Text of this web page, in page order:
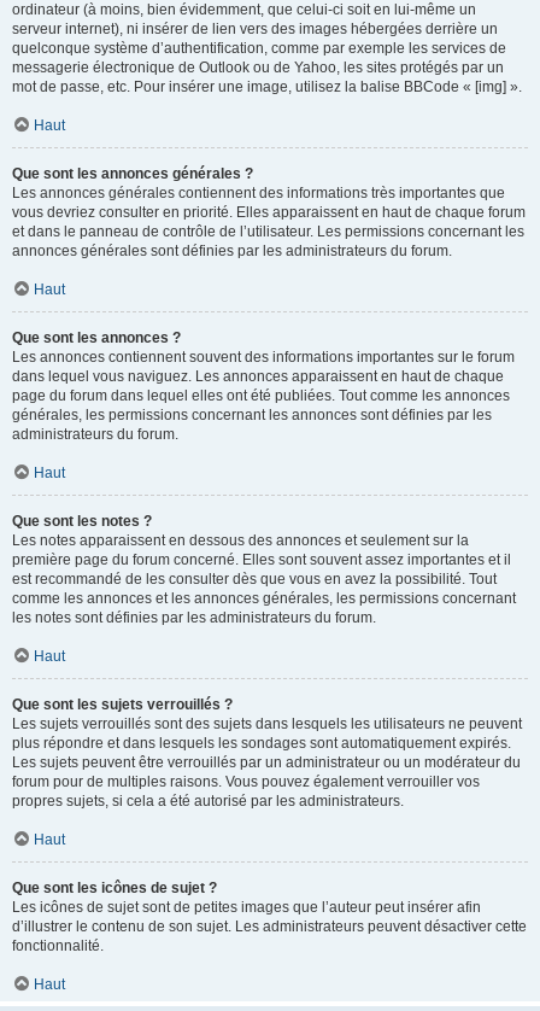
ordinateur (à moins, bien évidemment, que celui-ci soit en lui-même un
serveur internet), ni insérer de lien vers des images hébergées derrière un
quelconque système d’authentification, comme par exemple les services de
messagerie électronique de Outlook ou de Yahoo, les sites protégés par un
mot de passe, etc. Pour insérer une image, utilisez la balise BBCode « [img] ».
Haut
Que sont les annonces générales ?
Les annonces générales contiennent des informations très importantes que
vous devriez consulter en priorité. Elles apparaissent en haut de chaque forum
et dans le panneau de contrôle de l’utilisateur. Les permissions concernant les
annonces générales sont définies par les administrateurs du forum.
Haut
Que sont les annonces ?
Les annonces contiennent souvent des informations importantes sur le forum
dans lequel vous naviguez. Les annonces apparaissent en haut de chaque
page du forum dans lequel elles ont été publiées. Tout comme les annonces
générales, les permissions concernant les annonces sont définies par les
administrateurs du forum.
Haut
Que sont les notes ?
Les notes apparaissent en dessous des annonces et seulement sur la
première page du forum concerné. Elles sont souvent assez importantes et il
est recommandé de les consulter dès que vous en avez la possibilité. Tout
comme les annonces et les annonces générales, les permissions concernant
les notes sont définies par les administrateurs du forum.
Haut
Que sont les sujets verrouillés ?
Les sujets verrouillés sont des sujets dans lesquels les utilisateurs ne peuvent
plus répondre et dans lesquels les sondages sont automatiquement expirés.
Les sujets peuvent être verrouillés par un administrateur ou un modérateur du
forum pour de multiples raisons. Vous pouvez également verrouiller vos
propres sujets, si cela a été autorisé par les administrateurs.
Haut
Que sont les icônes de sujet ?
Les icônes de sujet sont de petites images que l’auteur peut insérer afin
d’illustrer le contenu de son sujet. Les administrateurs peuvent désactiver cette
fonctionnalité.
Haut